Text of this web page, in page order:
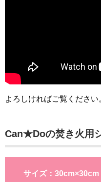
よろしければご覧ください
Can★Doの焚き火用
サイズ：30cm×30cm